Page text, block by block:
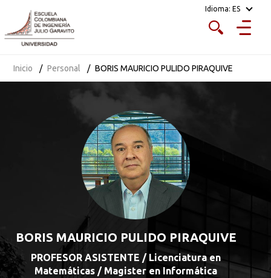
Idioma: ES
Inicio Personal BORIS MAURICIO PULIDO PIRAQUIVE
BORIS MAURICIO PULIDO PIRAQUIVE
PROFESOR ASISTENTE / Licenciatura en
Matemáticas / Magister en Informática